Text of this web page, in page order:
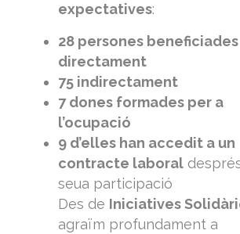
expectatives:
28 persones beneficiades
directament
75 indirectament
7 dones formades per a
l’ocupació
9 d’elles han accedit a un
contracte laboral
seua participació
Des de Iniciatives
agraïm profundament a